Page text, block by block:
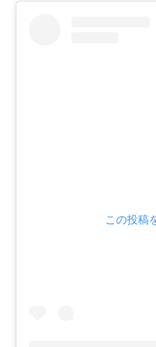
この投稿